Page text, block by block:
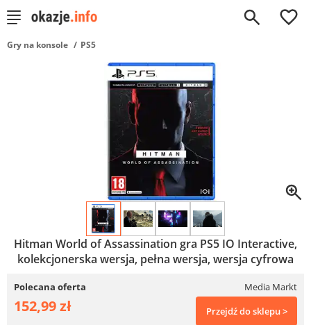
0
Gry na konsole PS5
Hitman World of Assassination gra PS5 IO Interactive,
kolekcjonerska wersja, pełna wersja, wersja cyfrowa
Polecana oferta Media Markt
152,99 zł Przejdź do sklepu >